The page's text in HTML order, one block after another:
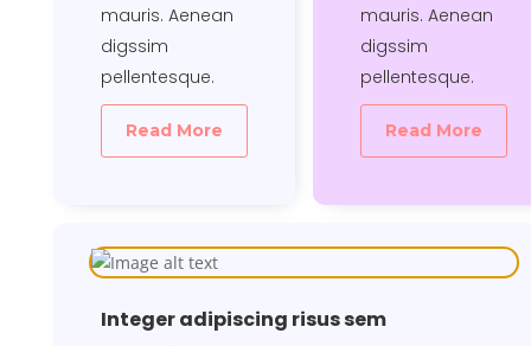
mauris. Aenean
digssim
pellentesque.
Read More
mauris. Aenean
digssim
pellentesque.
Read More
Integer adipiscing risus sem